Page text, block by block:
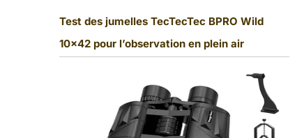
Test des jumelles TecTecTec BPRO Wild
10×42 pour l’observation en plein air